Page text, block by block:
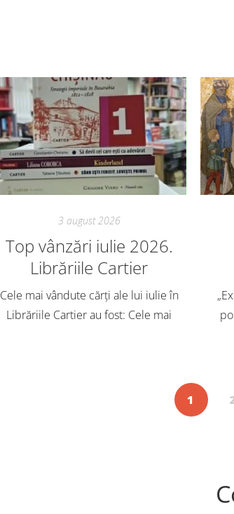
3 august 2026
Top vânzări iulie 2026.
Librăriile Cartier
Cele mai vândute cărți ale lui iulie în
Librăriile Cartier au fost: Cele mai
1